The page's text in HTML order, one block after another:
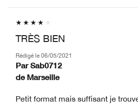
TRÈS BIEN
Rédigé le 06/05/2021
Par Sab0712
de Marseille
Petit format mais suffisant je